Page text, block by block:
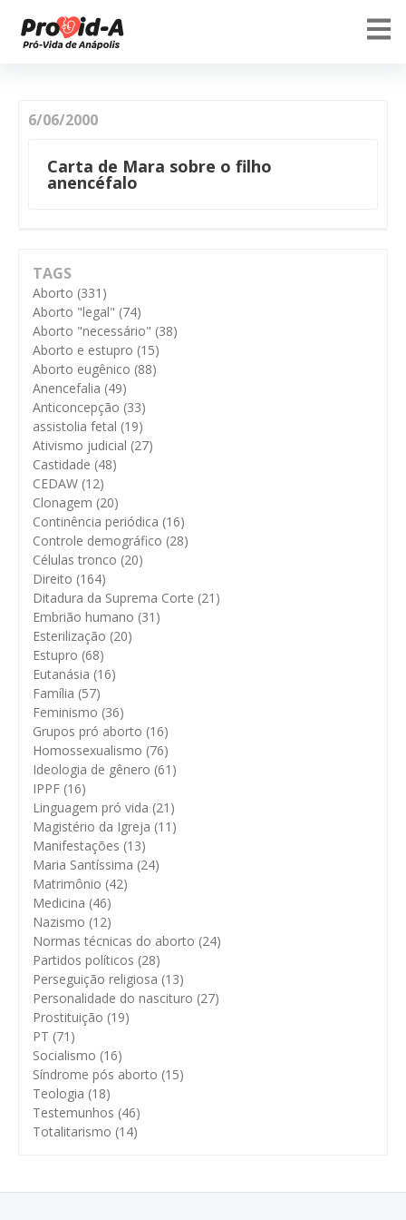
TAGS
Aborto (331)
Aborto "legal" (74)
Aborto "necessário" (38)
Aborto e estupro (15)
Aborto eugênico (88)
Anencefalia (49)
Anticoncepção (33)
assistolia fetal (19)
Ativismo judicial (27)
Castidade (48)
CEDAW (12)
Clonagem (20)
Continência periódica (16)
Controle demográfico (28)
Células tronco (20)
Direito (164)
Ditadura da Suprema Corte (21)
Embrião humano (31)
Esterilização (20)
Estupro (68)
Eutanásia (16)
Família (57)
Feminismo (36)
Grupos pró aborto (16)
Homossexualismo (76)
Ideologia de gênero (61)
IPPF (16)
Linguagem pró vida (21)
Magistério da Igreja (11)
Manifestações (13)
Maria Santíssima (24)
Matrimônio (42)
Medicina (46)
Nazismo (12)
Normas técnicas do aborto (24)
Partidos políticos (28)
Perseguição religiosa (13)
Personalidade do nascituro (27)
Prostituição (19)
PT (71)
Socialismo (16)
Síndrome pós aborto (15)
Teologia (18)
Testemunhos (46)
Totalitarismo (14)
6/06/2000
Carta de Mara sobre o filho
anencéfalo